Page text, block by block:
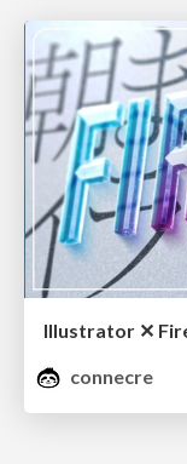
connecre